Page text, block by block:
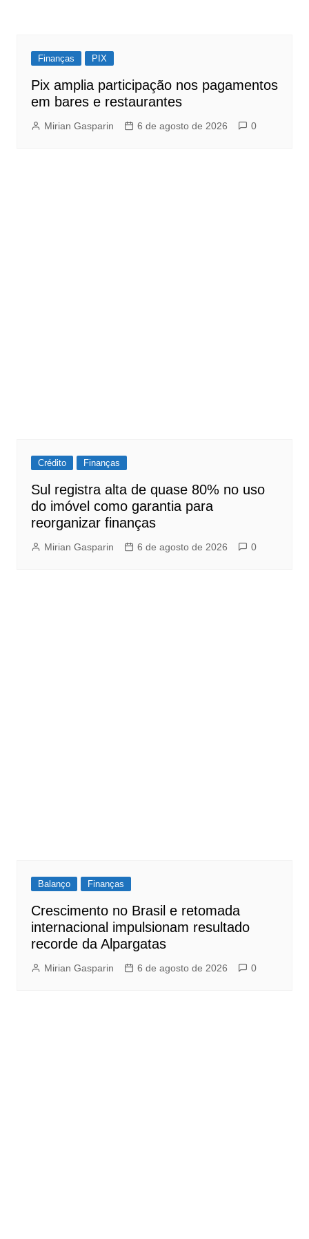
Finanças PIX
Pix amplia participação nos pagamentos
em bares e restaurantes
Mirian Gasparin 6 de agosto de 2026 0
Crédito Finanças
Sul registra alta de quase 80% no uso
do imóvel como garantia para
reorganizar finanças
Mirian Gasparin 6 de agosto de 2026 0
Balanço Finanças
Crescimento no Brasil e retomada
internacional impulsionam resultado
recorde da Alpargatas
Mirian Gasparin 6 de agosto de 2026 0